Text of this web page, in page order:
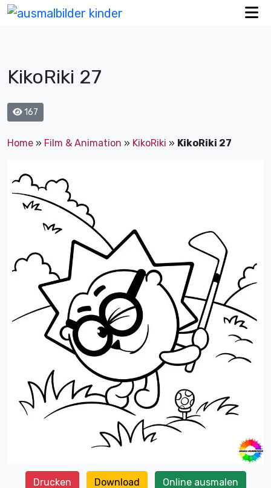
KikoRiki 27
167
Home » Film & Animation » KikoRiki » KikoRiki 27
Drucken Download Online ausmalen